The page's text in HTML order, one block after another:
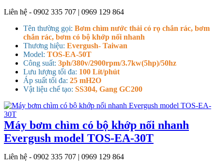
Liên hệ - 0902 335 707 | 0969 129 864
Tên thường gọi: Bơm chìm nước thải có rọ chắn rác, bơm
chắn rác, bơm có bộ khớp nối nhanh
Thương hiệu: Evergush- Taiwan
Model: TOS-EA-50T
Công suất: 3ph/380v/2900rpm/3.7kw(5hp)/50hz
Lưu lượng tối đa: 100 Lít/phút
Áp suất tối đa: 25 mH2O
Vật liệu chế tạo: SS304, Gang GC200
Máy bơm chìm có bộ khớp nối nhanh
Evergush model TOS-EA-30T
Liên hệ - 0902 335 707 | 0969 129 864